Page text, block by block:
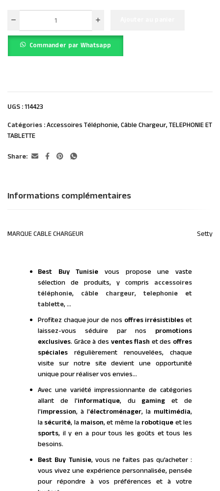
Commander par Whatsapp
UGS :114423
Catégories :Accessoires Téléphonie,Câble Chargeur,TELEPHONIE ET
TABLETTE
Share:
Informations complémentaires
MARQUE CABLE CHARGEUR Setty
Best Buy Tunisie vous propose une vaste
sélection de produits, y compris accessoires
téléphonie, câble chargeur, telephonie et
tablette, ...
Profitez chaque jour de nos offres irrésistibleset
laissez-vous séduire par nos promotions
exclusives. Grâce à des ventes flash et des offres
spéciales régulièrement renouvelées, chaque
visite sur notre site devient une opportunité
unique pour réaliser vos envies…
Avec une variété impressionnante de catégories
allant de l'informatique, du gaming et de
l'impression, à l'électroménager, la multimédia,
lasécurité, lamaison, et même larobotiqueet les
sports, il y en a pour tous les goûts et tous les
besoins.
Best Buy Tunisie, vous ne faites pas qu’acheter :
vous vivez une expérience personnalisée, pensée
pour répondre à vos préférences et à votre